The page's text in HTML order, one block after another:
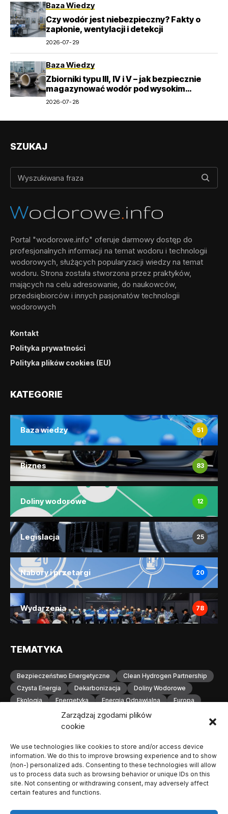
Zarządzaj zgodami plików
cookie
We use technologies like cookies to store and/or access device
information. We do this to improve browsing experience and to show
(non-) personalized ads. Consenting to these technologies will allow
us to process data such as browsing behavior or unique IDs on this
site. Not consenting or withdrawing consent, may adversely affect
certain features and functions.
Baza Wiedzy
Czy wodór jest niebezpieczny? Fakty o
zapłonie, wentylacji i detekcji
2026-07-29
Baza Wiedzy
Zbiorniki typu III, IV i V – jak bezpiecznie
magazynować wodór pod wysokim
ciśnieniem?
2026-07-28
SZUKAJ
Portal "wodorowe.info" oferuje darmowy dostęp do
profesjonalnych informacji na temat wodoru i technologii
wodorowych, służących popularyzacji wiedzy na temat
wodoru. Strona została stworzona przez praktyków,
mających na celu adresowanie, do naukowców,
przedsiębiorców i innych pasjonatów technologii
wodorowych
Kontakt
Polityka prywatności
Polityka plików cookies (EU)
KATEGORIE
Baza wiedzy 51
Biznes 83
Doliny wodorowe 12
Legislacja 25
Nabory i przetargi 20
Wydarzenia 78
TEMATYKA
Bezpieczeństwo Energetyczne
Clean Hydrogen Partnership
Czysta Energia
Dekarbonizacja
Doliny Wodorowe
Ekologia
Energetyka Energia Odnawialna
Europa
Gospodarka Wodorowa
H2
Hydrogen Europe
Infrastruktura Wodorowa
Magazynowanie Energii
Magazynowanie Wodoru
Małopolska
Neutralność Klimatyczna
Odnawialne Źródła Energii
Ogniwa Paliwowe
Orlen
OZE
Polska Produkcja Wodoru
Przemysł
Technologia Wodorowa
Technologie Wodorowe